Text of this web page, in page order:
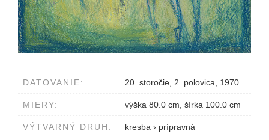
DATOVANIE: 20. storočie, 2. polovica, 1970
MIERY: výška 80.0 cm, šírka 100.0 cm
VÝTVARNÝ DRUH: kresba › prípravná